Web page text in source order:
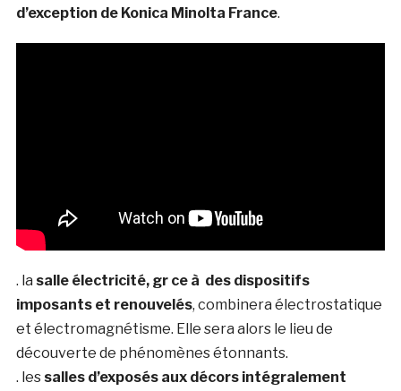
d’exception de Konica Minolta France.
. la salle électricité, gr ce à des dispositifs
imposants et renouvelés, combinera électrostatique
et électromagnétisme. Elle sera alors le lieu de
découverte de phénomènes étonnants.
. les salles d’exposés aux décors intégralement